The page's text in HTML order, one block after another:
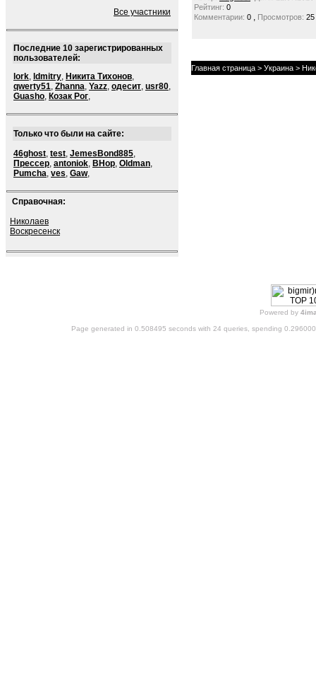
Все участники
Последние 10 зарегистрированных
пользователей:
lork, ldmitry, Никита Тихонов,
qwerty51, Zhanna, Yazz, одесит, usr80,
Guasho, Козак Рог,
Только что были на сайте:
46ghost, test, JemesBond885,
Прессер, antoniok, BHop, Oldman,
Pumcha, ves, Gaw,
Справочная:
Николаев
Воскресенск
Рейтинг: 0
Комментарии: 0 , Просмотров: 25
Главная страница > Украина >
Powered by
Page generated in 0.508495 seconds with 24 queries, spending